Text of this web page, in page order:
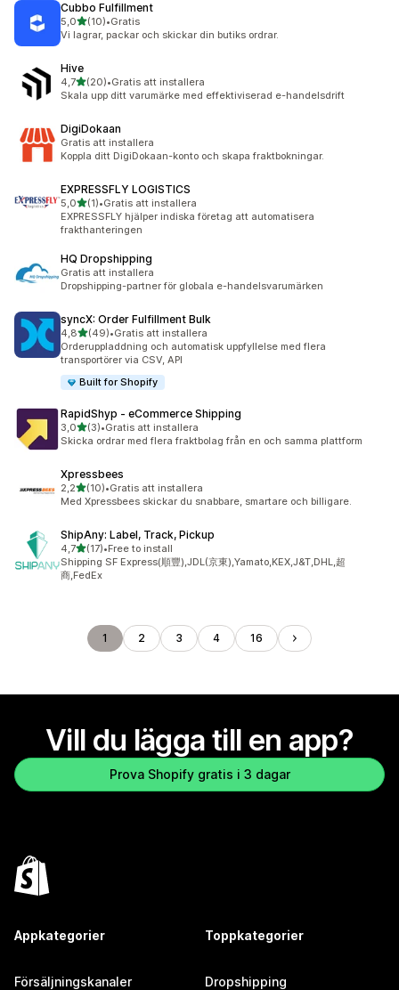
Cubbo Fulfillment
5,0av 5 stjärnor
(10)
10 recensioner totalt
•Gratis
Vi lagrar, packar och skickar din butiks ordrar.
Hive
4,7av 5 stjärnor
(20)
20 recensioner totalt
•Gratis att installera
Skala upp ditt varumärke med effektiviserad e-handelsdrift
DigiDokaan
Gratis att installera
Koppla ditt DigiDokaan-konto och skapa fraktbokningar.
EXPRESSFLY LOGISTICS
5,0av 5 stjärnor
(1)
1 recensioner totalt
•Gratis att installera
EXPRESSFLY hjälper indiska företag att automatisera
frakthanteringen
HQ Dropshipping
Gratis att installera
Dropshipping-partner för globala e-handelsvarumärken
syncX: Order Fulfillment Bulk
4,8av 5 stjärnor
(49)
49 recensioner totalt
•Gratis att installera
Orderuppladdning och automatisk uppfyllelse med flera
transportörer via CSV, API
Built for Shopify
RapidShyp ‑ eCommerce Shipping
3,0av 5 stjärnor
(3)
3 recensioner totalt
•Gratis att installera
Skicka ordrar med flera fraktbolag från en och samma plattform
Xpressbees
2,2av 5 stjärnor
(10)
10 recensioner totalt
•Gratis att installera
Med Xpressbees skickar du snabbare, smartare och billigare.
ShipAny: Label, Track, Pickup
4,7av 5 stjärnor
(17)
17 recensioner totalt
•Free to install
Shipping SF Express(順豐),JDL(京東),Yamato,KEX,J&T,DHL,超
商,FedEx
1 2 3 4 16
Vill du lägga till en app?
Prova Shopify gratis i 3 dagar
Appkategorier
Försäljningskanaler
Toppkategorier
Dropshipping